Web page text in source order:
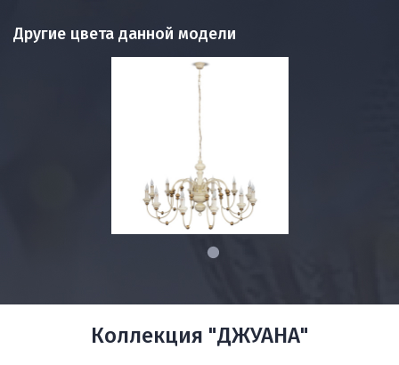
Другие цвета данной модели
1
Коллекция "ДЖУАНА"